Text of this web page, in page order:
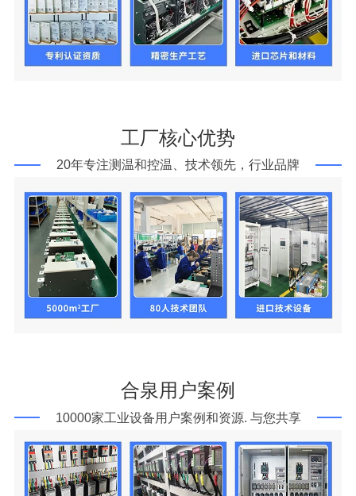
工厂核心优势
20年专注测温和控温、技术领先，行业品牌
合泉用户案例
10000家工业设备用户案例和资源. 与您共享